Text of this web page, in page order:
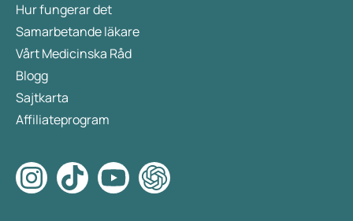
Hur fungerar det
Samarbetande läkare
Vårt Medicinska Råd
Blogg
Sajtkarta
Affiliateprogram